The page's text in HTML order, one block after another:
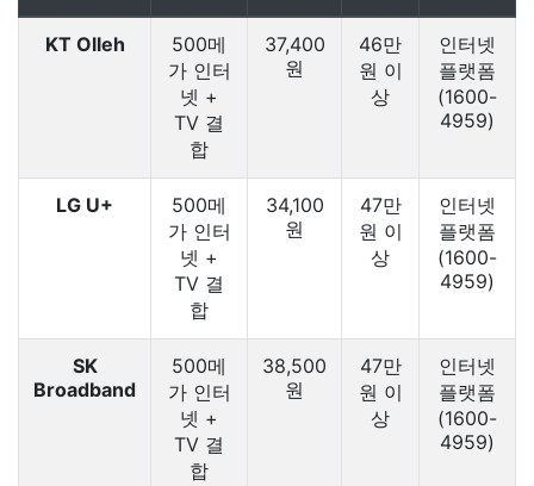
KT Olleh
500메
가 인터
넷 +
TV 결
합
37,400
원
46만
원 이
상
인터넷
플랫폼
(1600-
4959)
LG U+
500메
가 인터
넷 +
TV 결
합
34,100
원
47만
원 이
상
인터넷
플랫폼
(1600-
4959)
SK
Broadband
500메
가 인터
넷 +
TV 결
합
38,500
원
47만
원 이
상
인터넷
플랫폼
(1600-
4959)